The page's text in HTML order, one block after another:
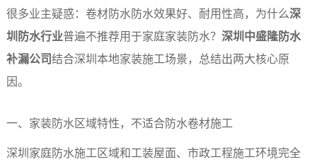
很多业主疑惑：卷材防水防水效果好、耐用性高，为什么深
圳防水行业普遍不推荐用于家庭家装防水？ 深圳中盛隆防水
补漏公司结合深圳本地家装施工场景，总结出两大核心原
因。
一、家装防水区域特性，不适合防水卷材施工
深圳家庭防水施工区域和工装屋面、市政工程施工环境完全